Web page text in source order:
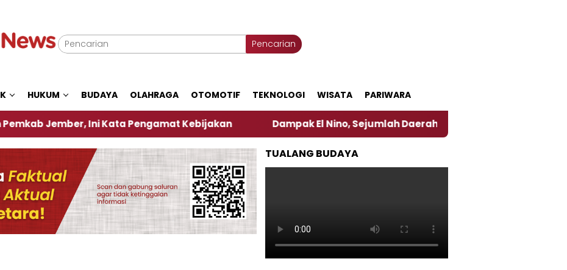
Pencarian
HUKUM BUDAYA OLAHRAGA OTOMOTIF TEKNOLOGI WISATA PARIWARA
Ini Kata Pengamat Kebijakan Dampak El Nino, Sejumlah Daerah di Jember Alami Krisi Air
TUALANG BUDAYA